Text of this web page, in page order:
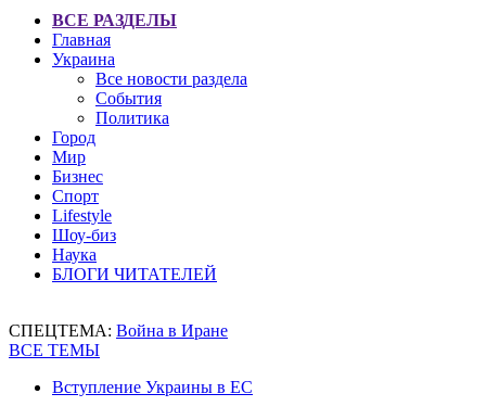
ВСЕ РАЗДЕЛЫ
Главная
Украина
Все новости раздела
События
Политика
Город
Мир
Бизнес
Спорт
Lifestyle
Шоу-биз
Наука
БЛОГИ ЧИТАТЕЛЕЙ
СПЕЦТЕМА: Война в Иране
ВСЕ ТЕМЫ
Вступление Украины в ЕС